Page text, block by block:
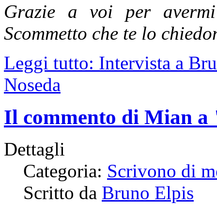
Grazie a voi per
Scommetto che te lo
Leggi tutto: Intervista a
Noseda
Il commento di Mian
Dettagli
Categoria: Scrivono di
Scritto da Bruno Elpis